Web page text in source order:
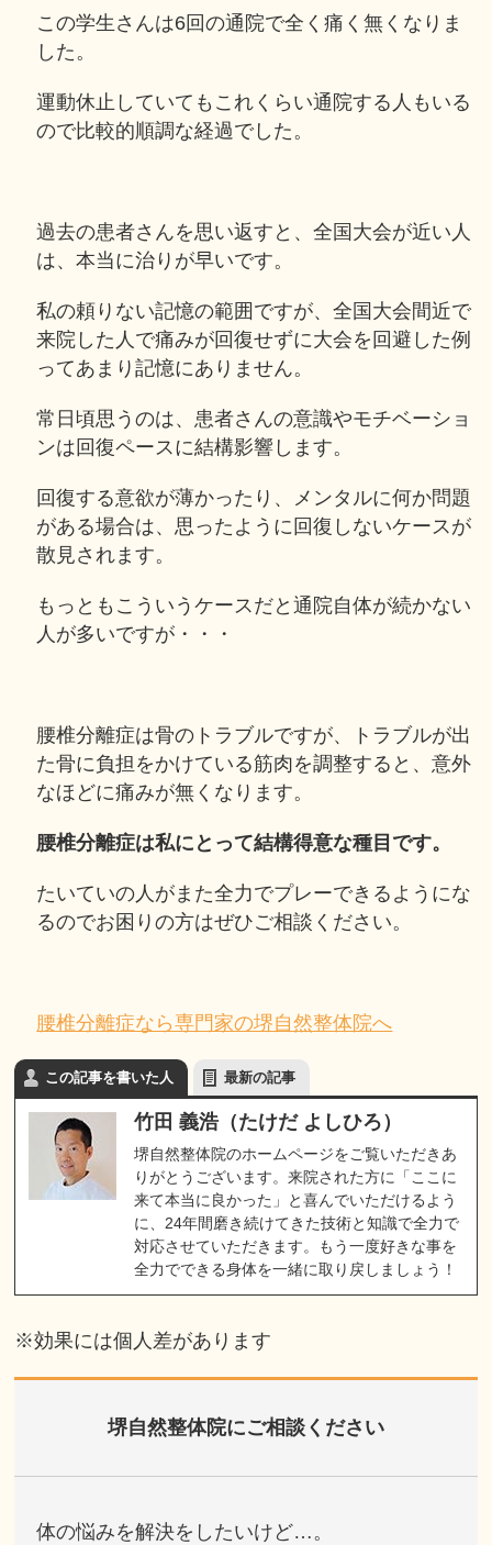
この学生さんは6回の通院で全く痛く無くなりま
した。
運動休止していてもこれくらい通院する人もいる
ので比較的順調な経過でした。
過去の患者さんを思い返すと、全国大会が近い人
は、本当に治りが早いです。
私の頼りない記憶の範囲ですが、全国大会間近で
来院した人で痛みが回復せずに大会を回避した例
ってあまり記憶にありません。
常日頃思うのは、患者さんの意識やモチベーショ
ンは回復ペースに結構影響します。
回復する意欲が薄かったり、メンタルに何か問題
がある場合は、思ったように回復しないケースが
散見されます。
もっともこういうケースだと通院自体が続かない
人が多いですが・・・
腰椎分離症は骨のトラブルですが、トラブルが出
た骨に負担をかけている筋肉を調整すると、意外
なほどに痛みが無くなります。
腰椎分離症は私にとって結構得意な種目です。
たいていの人がまた全力でプレーできるようにな
るのでお困りの方はぜひご相談ください。
腰椎分離症なら専門家の堺自然整体院へ
この記事を書いた人 最新の記事
竹田 義浩（たけだ よしひろ）
堺自然整体院のホームページをご覧いただきあ
りがとうございます。来院された方に「ここに
来て本当に良かった」と喜んでいただけるよう
に、24年間磨き続けてきた技術と知識で全力で
対応させていただきます。もう一度好きな事を
全力でできる身体を一緒に取り戻しましょう！
※効果には個人差があります
堺自然整体院にご相談ください
体の悩みを解決をしたいけど…。